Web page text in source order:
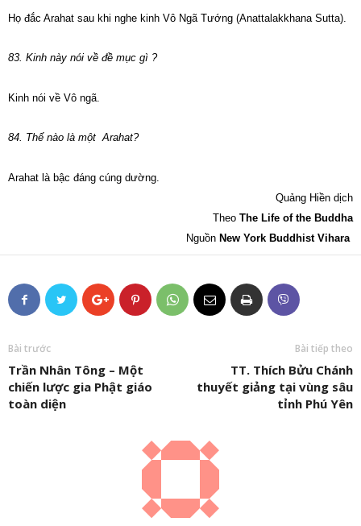
Họ đắc Arahat sau khi nghe kinh Vô Ngã Tướng (Anattalakkhana Sutta).
83. Kinh này nói về đề mục gì ?
Kinh nói về Vô ngã.
84. Thế nào là một Arahat?
Arahat là bậc đáng cúng dường.
Quảng Hiền dịch
Theo The Life of the Buddha
Nguồn New York Buddhist Vihara
Bài trước
Trần Nhân Tông – Một
chiến lược gia Phật giáo
toàn diện
Bài tiếp theo
TT. Thích Bửu Chánh
thuyết giảng tại vùng sâu
tỉnh Phú Yên